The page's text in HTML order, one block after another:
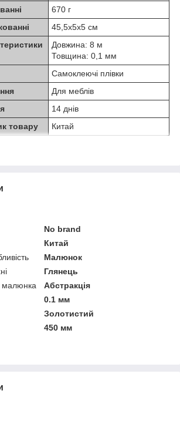
670 г
45,5х5х5 см
Довжина: 8 м
Товщина: 0,1 мм
Самоклеючі плівки
Для меблів
14 днів
товару
Китай
No brand
Китай
Малюнок
Глянець
малюнка
Абстракція
0.1 мм
Золотистий
450 мм